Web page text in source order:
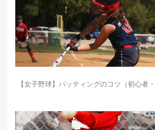
【女子野球】バッティングのコツ（初心者